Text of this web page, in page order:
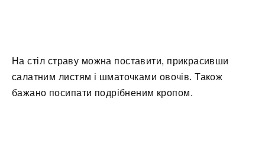
На стіл страву можна поставити, прикрасивши
салатним листям і шматочками овочів. Також
бажано посипати подрібненим кропом.